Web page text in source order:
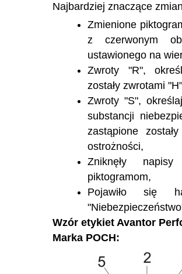
Najbardziej znaczące
Zmienione
z czerwonym
ustawionego na
Zwroty "R",
zostały zwrotami
Zwroty "S",
substancji
zastąpione
ostrożności,
Zniknęły
piktogramom,
Pojawiło się
Wzór etykiet Avantor
Marka POCH: